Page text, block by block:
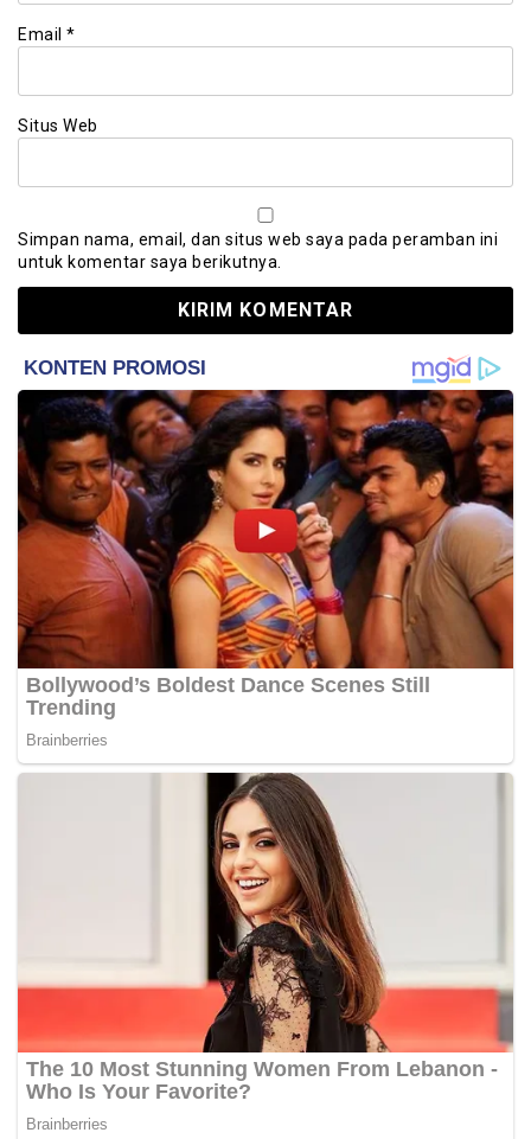
Email *
Situs Web
Simpan nama, email, dan situs web saya pada peramban ini
untuk komentar saya berikutnya.